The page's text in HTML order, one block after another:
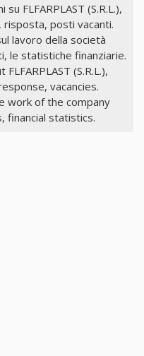
FLFARPLAST (S.R.L.),
posti vacanti.
lavoro della società
le statistiche finanziarie.
(S.R.L.),
vacancies.
work of the company
financial statistics.